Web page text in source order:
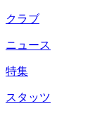
クラブ
ニュース
特集
スタッツ